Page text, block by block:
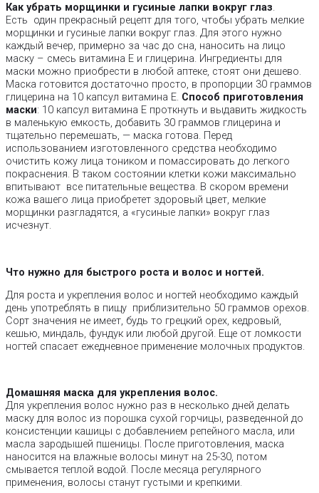
Как убрать морщинки и гусиные лапки вокруг глаз.
Есть один прекрасный рецепт для того, чтобы убрать мелкие
морщинки и гусиные лапки вокруг глаз. Для этого нужно
каждый вечер, примерно за час до сна, наносить на лицо
маску – смесь витамина Е и глицерина. Ингредиенты для
маски можно приобрести в любой аптеке, стоят они дешево.
Маска готовится достаточно просто, в пропорции 30 граммов
глицерина на 10 капсул витамина Е. Способ приготовления
маски: 10 капсул витамина Е проткнуть и выдавить жидкость
в маленькую емкость, добавить 30 граммов глицерина и
тщательно перемешать, — маска готова. Перед
использованием изготовленного средства необходимо
очистить кожу лица тоником и помассировать до легкого
покраснения. В таком состоянии клетки кожи максимально
впитывают все питательные вещества. В скором времени
кожа вашего лица приобретет здоровый цвет, мелкие
морщинки разгладятся, а «гусиные лапки» вокруг глаз
исчезнут.
Что нужно для быстрого роста и волос и ногтей.
Для роста и укрепления волос и ногтей необходимо каждый
день употреблять в пищу приблизительно 50 граммов орехов.
Сорт значения не имеет, будь то грецкий орех, кедровый,
кешью, миндаль, фундук или любой другой. Еще от ломкости
ногтей спасает ежедневное применение молочных продуктов.
Домашняя маска для укрепления волос.
Для укрепления волос нужно раз в несколько дней делать
маску для волос из порошка сухой горчицы, разведенной до
консистенции кашицы с добавлением репейного масла, или
масла зародышей пшеницы. После приготовления, маска
наносится на влажные волосы минут на 25-30, потом
смывается теплой водой. После месяца регулярного
применения, волосы станут густыми и крепкими.